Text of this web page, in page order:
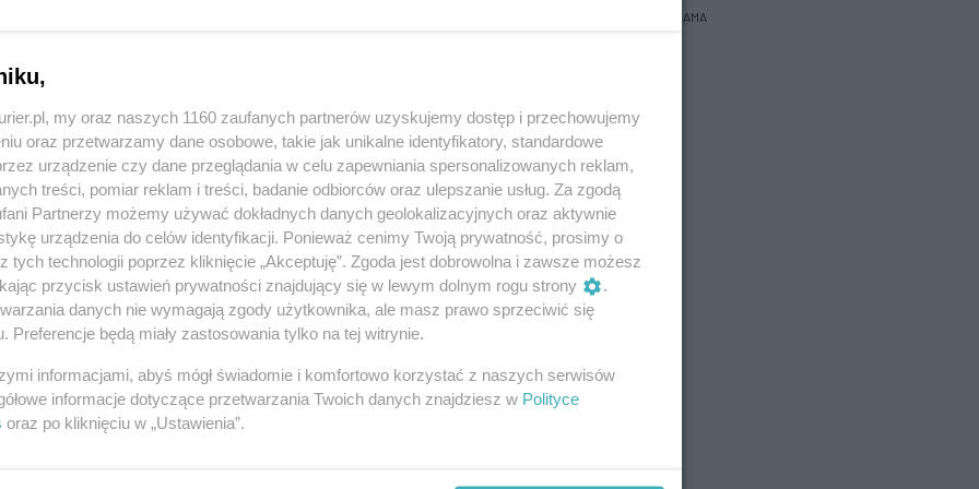
Meteorolodzy straszą już falami o wysokości
sztorm od 15 a nawet 20 lat.
mieć aż 6 metrów wysokości.
na samopoczucie wielu z nas. Najpierw
piątek ma ponownie poszybować o prawie 50 hPa.
REKLAMA
REKLAMA
my oraz naszych 1160 zaufanych partnerów uzyskujemy dostęp i przechowujemy
oraz przetwarzamy dane osobowe, takie jak unikalne identyfikatory, standardowe
urządzenie czy dane przeglądania w celu zapewniania spersonalizowanych reklam,
treści, pomiar reklam i treści, badanie odbiorców oraz ulepszanie usług. Za zgodą
Partnerzy możemy używać dokładnych danych geolokalizacyjnych oraz aktywnie
urządzenia do celów identyfikacji. Ponieważ cenimy Twoją prywatność, prosimy o
tych technologii poprzez kliknięcie „Akceptuję”. Zgoda jest dobrowolna i zawsze możesz
przycisk ustawień prywatności znajdujący się w lewym dolnym rogu strony
.
danych nie wymagają zgody użytkownika, ale masz prawo sprzeciwić się
Preferencje będą miały zastosowania tylko na tej witrynie.
informacjami, abyś mógł świadomie i komfortowo korzystać z naszych serwisów
informacje dotyczące przetwarzania Twoich danych znajdziesz w Polityce
oraz po kliknięciu w „Ustawienia”.